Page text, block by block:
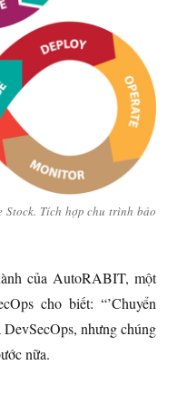
Tích hợp chu trình bảo
của AutoRABIT, một
cho biết: “’Chuyển
nhưng chúng
nữa.